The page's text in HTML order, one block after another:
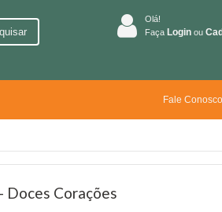
Olá!
Faça Login ou
Fale Conosco
Doces Corações